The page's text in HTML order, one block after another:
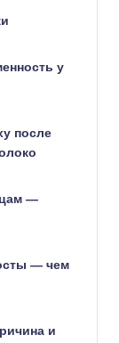
у
после
—
— чем
и